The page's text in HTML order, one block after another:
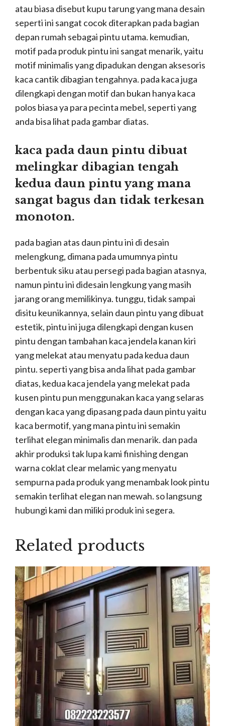
atau biasa disebut kupu tarung yang mana desain
seperti ini sangat cocok diterapkan pada bagian
depan rumah sebagai pintu utama. kemudian,
motif pada produk pintu ini sangat menarik, yaitu
motif minimalis yang dipadukan dengan aksesoris
kaca cantik dibagian tengahnya. pada kaca juga
dilengkapi dengan motif dan bukan hanya kaca
polos biasa ya para pecinta mebel, seperti yang
anda bisa lihat pada gambar diatas.
kaca pada daun pintu dibuat
melingkar dibagian tengah
kedua daun pintu yang mana
sangat bagus dan tidak terkesan
monoton.
pada bagian atas daun pintu ini di desain
melengkung, dimana pada umumnya pintu
berbentuk siku atau persegi pada bagian atasnya,
namun pintu ini didesain lengkung yang masih
jarang orang memilikinya. tunggu, tidak sampai
disitu keunikannya, selain daun pintu yang dibuat
estetik, pintu ini juga dilengkapi dengan kusen
pintu dengan tambahan kaca jendela kanan kiri
yang melekat atau menyatu pada kedua daun
pintu. seperti yang bisa anda lihat pada gambar
diatas, kedua kaca jendela yang melekat pada
kusen pintu pun menggunakan kaca yang selaras
dengan kaca yang dipasang pada daun pintu yaitu
kaca bermotif, yang mana pintu ini semakin
terlihat elegan minimalis dan menarik. dan pada
akhir produksi tak lupa kami finishing dengan
warna coklat clear melamic yang menyatu
sempurna pada produk yang menambak look pintu
semakin terlihat elegan nan mewah. so langsung
hubungi kami dan miliki produk ini segera.
Related products